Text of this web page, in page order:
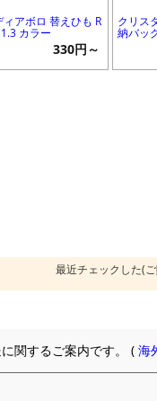
ィアボロ 替えひも R
1.3 カラー
330円～
クリス
納バッ
最近チェックした(
関するご案内です。 (海